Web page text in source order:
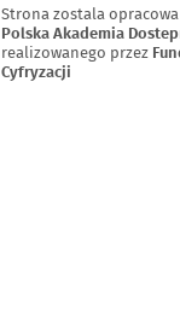
Strona zostala
Polska Akademia
realizowanego przez
Cyfryzacji